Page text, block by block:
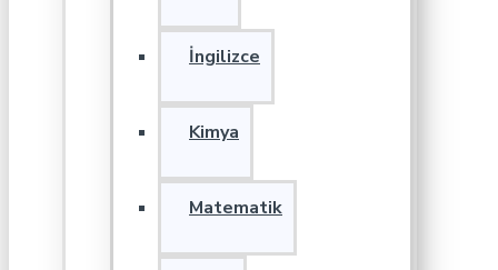
İngilizce
Kimya
Matematik